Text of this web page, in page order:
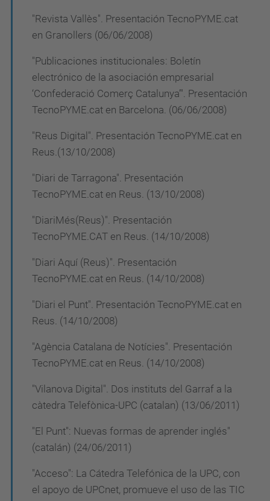
"Revista Vallès". Presentación TecnoPYME.cat
en Granollers (06/06/2008)
"Publicaciones institucionales: Boletín
electrónico de la asociación empresarial
‘Confederació Comerç Catalunya’". Presentación
TecnoPYME.cat en Barcelona. (06/06/2008)
"Reus Digital". Presentación TecnoPYME.cat en
Reus.(13/10/2008)
"Diari de Tarragona". Presentación
TecnoPYME.cat en Reus. (13/10/2008)
"DiariMés(Reus)". Presentación
TecnoPYME.CAT en Reus. (14/10/2008)
"Diari Aquí (Reus)". Presentación
TecnoPYME.cat en Reus. (14/10/2008)
"Diari el Punt". Presentación TecnoPYME.cat en
Reus. (14/10/2008)
"Agència Catalana de Notícies". Presentación
TecnoPYME.cat en Reus. (14/10/2008)
"Vilanova Digital". Dos instituts del Garraf a la
càtedra Telefònica-UPC (catalan) (13/06/2011)
"El Punt": Nuevas formas de aprender inglés"
(catalán) (24/06/2011)
"Acceso": La Cátedra Telefónica de la UPC, con
el apoyo de UPCnet, promueve el uso de las TIC